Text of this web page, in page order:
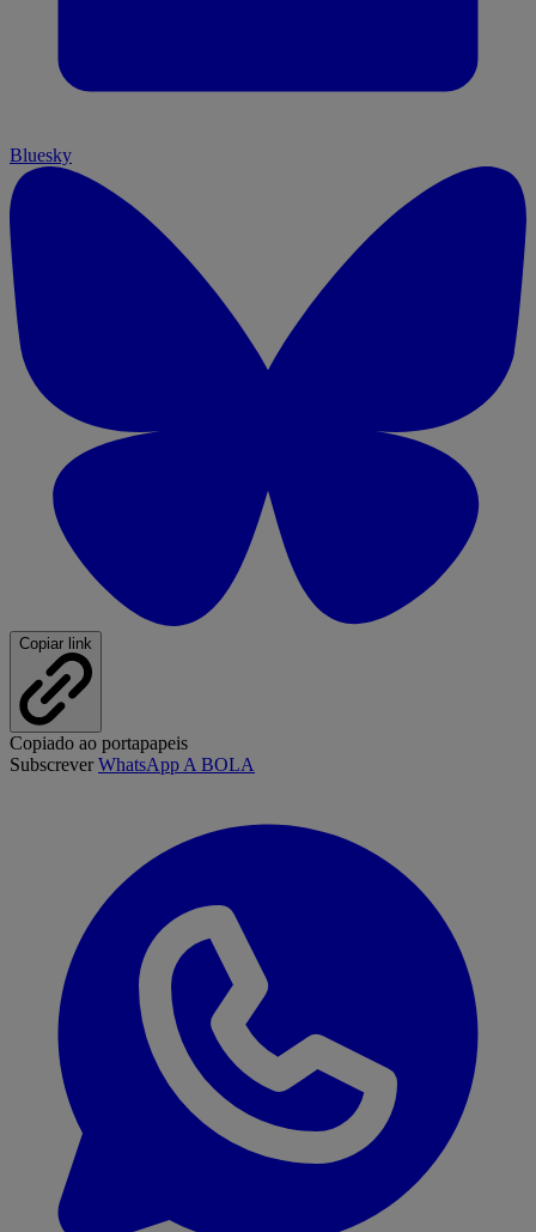
Bluesky
Copiar link
Copiado ao portapapeis
SubscreverWhatsApp A BOLA